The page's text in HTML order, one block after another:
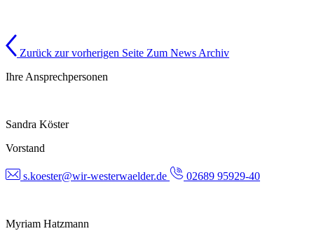
Zurück zur vorherigen Seite Zum News Archiv
Ihre Ansprechpersonen
Sandra Köster
Vorstand
s.koester@wir-westerwaelder.de 02689 95929-40
Myriam Hatzmann